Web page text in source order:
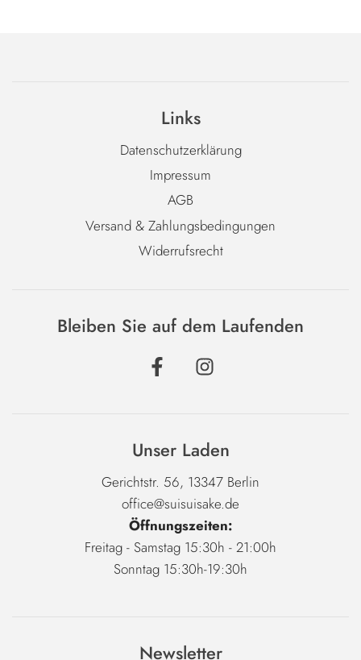
Links
Datenschutzerklärung
Impressum
AGB
Versand & Zahlungsbedingungen
Widerrufsrecht
Bleiben Sie auf dem Laufenden
Unser Laden
Gerichtstr. 56, 13347 Berlin
office@suisuisake.de
Öffnungszeiten:
Freitag - Samstag 15:30h - 21:00h
Sonntag 15:30h-19:30h
Newsletter